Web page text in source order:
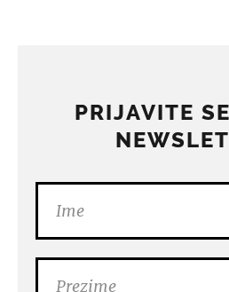
PRIJAVITE